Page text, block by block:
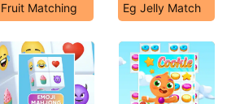
Fruit Matching Eg Jelly Match